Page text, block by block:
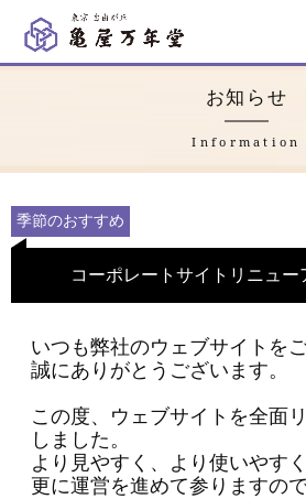
特集
会社概要
お知らせ
Information
季節のおすすめ
コーポレートサイトリニュー
いつも弊社のウェブサイトを
誠にありがとうございます。
この度、ウェブサイトを全面
しました。
より見やすく、より使いやす
更に運営を進めて参りますの